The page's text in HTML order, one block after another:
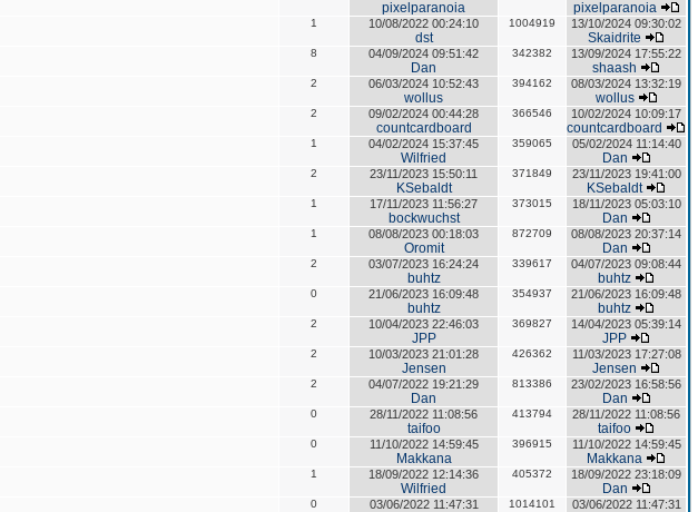
pixelparanoia pixelparanoia
1 10/08/2022 00:24:10
dst
1004919 13/10/2024 09:30:02
Skaidrite
8 04/09/2024 09:51:42
Dan
342382 13/09/2024 17:55:22
shaash
2 06/03/2024 10:52:43
wollus
394162 08/03/2024 13:32:19
wollus
2 09/02/2024 00:44:28
countcardboard
366546 10/02/2024 10:09:17
countcardboard
1 04/02/2024 15:37:45
Wilfried
359065 05/02/2024 11:14:40
Dan
2 23/11/2023 15:50:11
KSebaldt
371849 23/11/2023 19:41:00
KSebaldt
1 17/11/2023 11:56:27
bockwuchst
373015 18/11/2023 05:03:10
Dan
1 08/08/2023 00:18:03
Oromit
872709 08/08/2023 20:37:14
Dan
2 03/07/2023 16:24:24
buhtz
339617 04/07/2023 09:08:44
buhtz
0 21/06/2023 16:09:48
buhtz
354937 21/06/2023 16:09:48
buhtz
2 10/04/2023 22:46:03
JPP
369827 14/04/2023 05:39:14
JPP
2 10/03/2023 21:01:28
Jensen
426362 11/03/2023 17:27:08
Jensen
2 04/07/2022 19:21:29
Dan
813386 23/02/2023 16:58:56
Dan
0 28/11/2022 11:08:56
taifoo
413794 28/11/2022 11:08:56
taifoo
0 11/10/2022 14:59:45
Makkana
396915 11/10/2022 14:59:45
Makkana
1 18/09/2022 12:14:36
Wilfried
405372 18/09/2022 23:18:09
Dan
0 03/06/2022 11:47:31 1014101 03/06/2022 11:47:31